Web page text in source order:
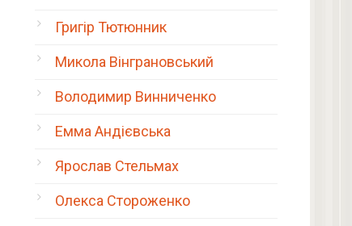
Григір Тютюнник
Микола Вінграновський
Володимир Винниченко
Емма Андієвська
Ярослав Стельмах
Олекса Стороженко